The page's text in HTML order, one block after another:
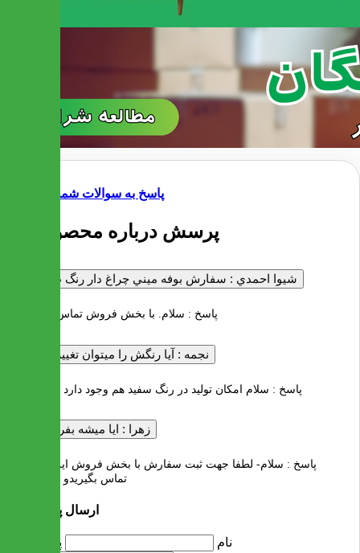
پاسخ به سوالات شما
3 پرسش درباره محصول
شيوا احمدي : سفارش بوفه ميني چراغ دار رنگ طلايي
پاسخ : سلام. با بخش فروش تماس بگیرید
نجمه : آیا رنگش را میتوان تغییر داد؟
پاسخ : سلام امکان تولید در رنگ سفید هم وجود دارد با تشکر
زهرا : ایا میشه بفرستین
پاسخ : سلام- لطفا جهت ثبت سفارش با بخش فروش ایران میز
تماس بگیریدو با تشکر
ارسال پرسش
نام پرسش